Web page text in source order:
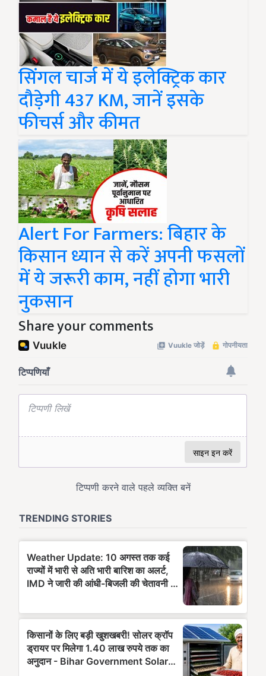
सिंगल चार्ज में ये इलेक्ट्रिक कार
दौड़ेगी 437 KM, जानें इसके
फीचर्स और कीमत
Alert For Farmers: बिहार के
किसान ध्यान से करें अपनी फसलों
में ये जरूरी काम, नहीं होगा भारी
नुकसान
Share your comments